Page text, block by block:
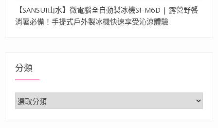
【SANSUI山水】微電腦全自動製冰機SI-M6D | 露營野餐
消暑必備！手提式戶外製冰機快速享受沁涼體驗
分類
分
類